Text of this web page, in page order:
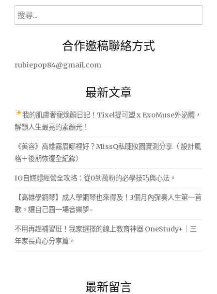
吧!"
搜
尋
合作邀稿聯絡方式
rubiepop84@gmail.com
最新文章
我的肌膚奢寵煥顏日記！Tixel提可塑 x ExoMuse外泌體，
解鎖人生最亮的素顏光！
《美容》高雄霧眉哪裡好？MissQ私睫妝園實測分享（ 設計風
格＋後期恢復全紀錄）
IG自媒體經營全攻略：從0到萬粉的必學技巧與心法。
【高雄學鋼琴】成人學鋼琴也來得及！3個月內彈奏人生第一首
歌。讓自己圓一場音樂夢~
不用再趕補習班！我家選擇的線上教育神器 OneStudy+｜三
年家長真心分享篇。
最新留言